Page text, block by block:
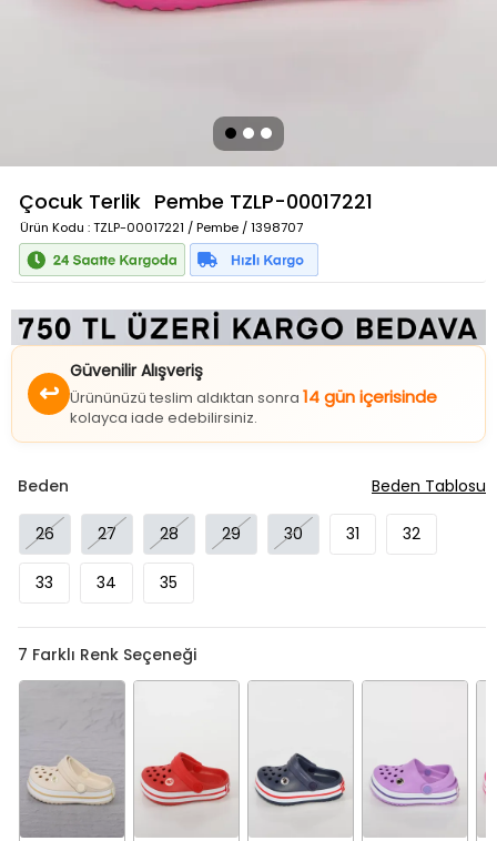
Çocuk Terlik Pembe TZLP-00017221
Ürün Kodu : TZLP-00017221 / Pembe / 1398707
↩
Güvenilir Alışveriş
Ürününüzü teslim aldıktan sonra 14 gün içerisinde
kolayca iade edebilirsiniz.
Beden
26 27 28 29 30 31 32
33 34 35
Beden Tablosu
7 Farklı Renk Seçeneği